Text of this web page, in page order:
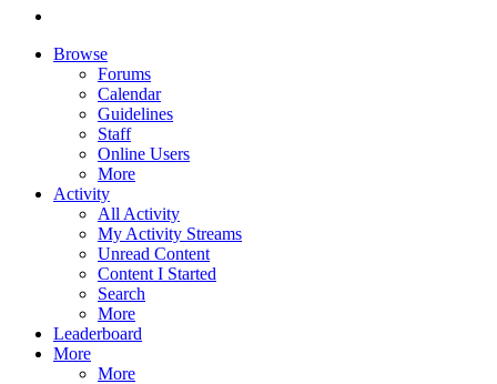
Browse
Forums
Calendar
Guidelines
Staff
Online Users
More
Activity
All Activity
My Activity Streams
Unread Content
Content I Started
Search
More
Leaderboard
More
More